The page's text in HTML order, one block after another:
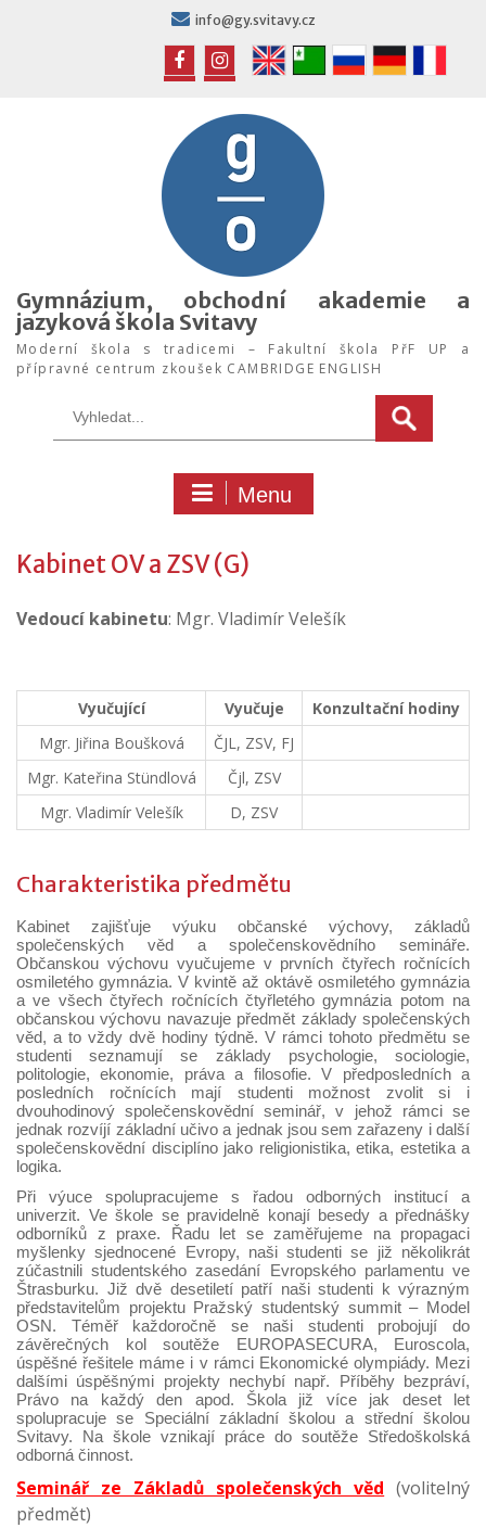
info@gy.svitavy.cz
FB IG
Gymnázium, obchodní akademie a
jazyková škola Svitavy
Moderní škola s tradicemi – Fakultní škola PřF UP a
přípravné centrum zkoušek CAMBRIDGE ENGLISH
Menu
Kabinet OV a ZSV (G)
Vedoucí kabinetu: Mgr. Vladimír Velešík
Vyučující Vyučuje
Konzultační hodiny
Mgr. Jiřina Boušková
ČJL, ZSV, FJ
Mgr. Kateřina Stündlová
Čjl, ZSV
Mgr. Vladimír Velešík
D, ZSV
Charakteristika předmětu
Kabinet zajišťuje výuku občanské výchovy, základů
společenských věd a společenskovědního semináře.
Občanskou výchovu vyučujeme v prvních čtyřech ročnících
osmiletého gymnázia. V kvintě až oktávě osmiletého gymnázia
a ve všech čtyřech ročnících čtyřletého gymnázia potom na
občanskou výchovu navazuje předmět základy společenských
věd, a to vždy dvě hodiny týdně. V rámci tohoto předmětu se
studenti seznamují se základy psychologie, sociologie,
politologie, ekonomie, práva a filosofie. V předposledních a
posledních ročnících mají studenti možnost zvolit si i
dvouhodinový společenskovědní seminář, v jehož rámci se
jednak rozvíjí základní učivo a jednak jsou sem zařazeny i další
společenskovědní disciplíno jako religionistika, etika, estetika a
logika.
Při výuce spolupracujeme s řadou odborných institucí a
univerzit. Ve škole se pravidelně konají besedy a přednášky
odborníků z praxe. Řadu let se zaměřujeme na propagaci
myšlenky sjednocené Evropy, naši studenti se již několikrát
zúčastnili studentského zasedání Evropského parlamentu ve
Štrasburku. Již dvě desetiletí patří naši studenti k výrazným
představitelům projektu Pražský studentský summit – Model
OSN. Téměř každoročně se naši studenti probojují do
závěrečných kol soutěže EUROPASECURA, Euroscola,
úspěšné řešitele máme i v rámci Ekonomické olympiády. Mezi
dalšími úspěšnými projekty nechybí např. Příběhy bezpráví,
Právo na každý den apod. Škola již více jak deset let
spolupracuje se Speciální základní školou a střední školou
Svitavy. Na škole vznikají práce do soutěže Středoškolská
odborná činnost.
Seminář ze Základů společenských věd (volitelný
předmět)